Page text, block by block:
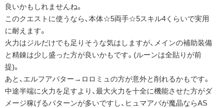
良いかもしれませんね。
このクエストに使うなら、本体☆5両手☆5スキル4くらいで実用
に耐えます。
火力はジルだけでも足りそうな気はしますが、メインの補助装備
と精錬は少し盛った方が良いかもです。(ルーンは全貼りが前
提)。
あと、エルフアバター→ロロミュの方が意外と削れるかもです。
中途半端に火力を足すより、最大火力を十全に機能させた方がダ
メージ稼げるパターンが多いですし、ヒュマアバが魔晶ならAS